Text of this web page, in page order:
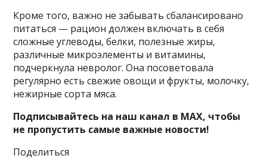
Кроме того, важно не забывать сбалансировано
питаться — рацион должен включать в себя
сложные углеводы, белки, полезные жиры,
различные микроэлементы и витамины,
подчеркнула невролог. Она посоветовала
регулярно есть свежие овощи и фрукты, молочку,
нежирные сорта мяса.
Подписывайтесь на наш канал в MAX, чтобы
не пропустить самые важные новости!
Поделиться